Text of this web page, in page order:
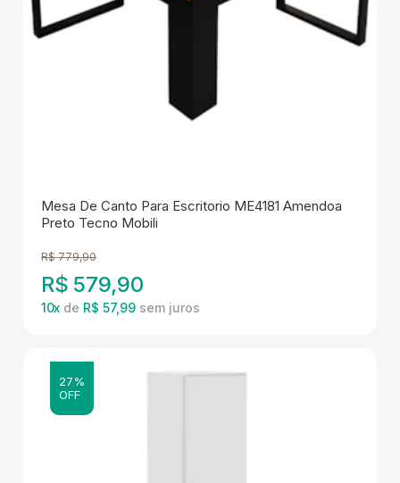
Mesa De Canto Para Escritorio ME4181 Amendoa
Preto Tecno Mobili
R$ 779,90
R$ 579,90
10x de R$ 57,99
27%
OFF